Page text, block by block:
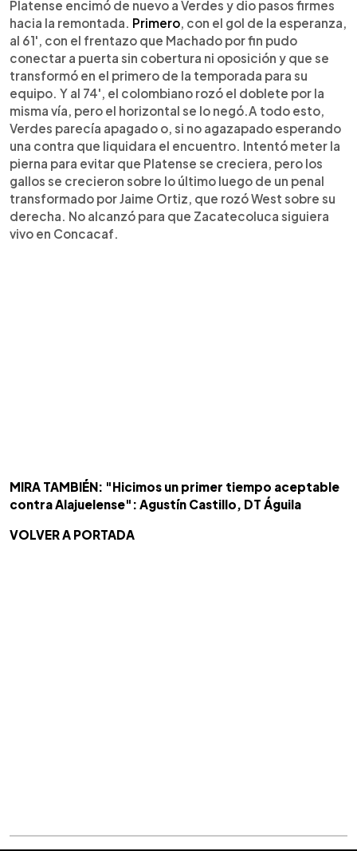
Platense encimó de nuevo a Verdes y dio pasos firmes
hacia la remontada. Primero, con el gol de la esperanza,
al 61', con el frentazo que Machado por fin pudo
conectar a puerta sin cobertura ni oposición y que se
transformó en el primero de la temporada para su
equipo. Y al 74', el colombiano rozó el doblete por la
misma vía, pero el horizontal se lo negó.A todo esto,
Verdes parecía apagado o, si no agazapado esperando
una contra que liquidara el encuentro. Intentó meter la
pierna para evitar que Platense se creciera, pero los
gallos se crecieron sobre lo último luego de un penal
transformado por Jaime Ortiz, que rozó West sobre su
derecha. No alcanzó para que Zacatecoluca siguiera
vivo en Concacaf.
MIRA TAMBIÉN: "Hicimos un primer tiempo aceptable
contra Alajuelense": Agustín Castillo, DT Águila
VOLVER A PORTADA